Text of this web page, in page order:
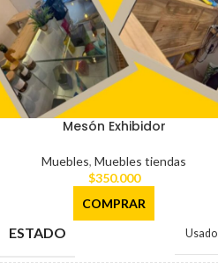
Mesón Exhibidor
Muebles, Muebles tiendas
$350.000
COMPRAR
ESTADO Usado